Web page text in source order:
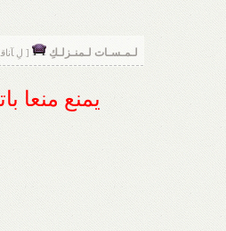
لـمـسـات لـمنـزلـكِ [ لِ
يمنع منعا